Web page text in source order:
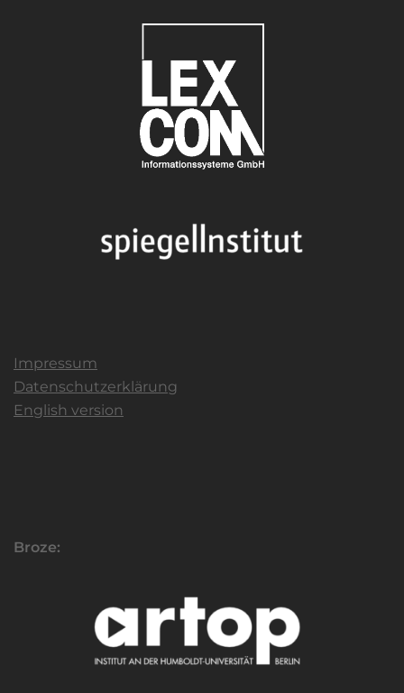
Impressum
Datenschutzerklärung
English version
Broze: